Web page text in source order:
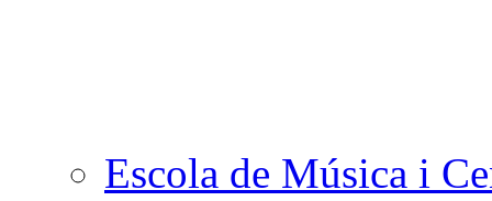
Escola de Música i